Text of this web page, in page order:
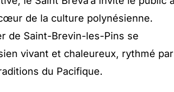
de la culture polynésienne.
de Saint-Brevin-les-Pins se
vivant et chaleureux, rythmé par
du Pacifique.